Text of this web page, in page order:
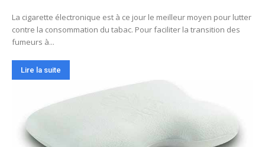
La cigarette électronique est à ce jour le meilleur moyen pour lutter
contre la consommation du tabac. Pour faciliter la transition des
fumeurs à...
Lire la suite